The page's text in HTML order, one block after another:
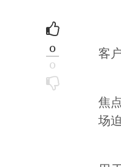
附
1
客
吴
焦
场
金
0
0